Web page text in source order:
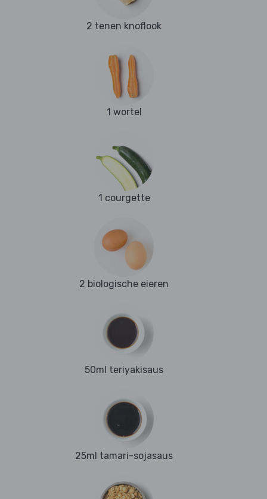
2 tenen knoflook
1 wortel
1 courgette
2 biologische eieren
50ml teriyakisaus
25ml tamari-sojasaus